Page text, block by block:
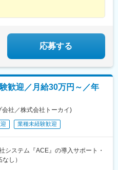
応募する
歓迎／月給30万円～／年
社／株式会社トーカイ)
業種未経験歓迎
システム『ACE』の導入サポート・
し）